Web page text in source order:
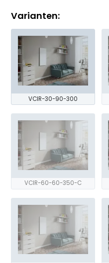
Varianten:
VCIR-30-90-300
VCIR-60-60-350-C